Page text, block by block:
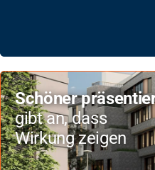
Schöner
gibt an, dass
Wirkung zeigen